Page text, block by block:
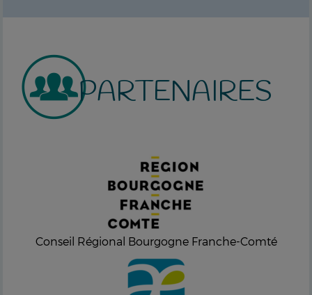
PARTENAIRES
Conseil Régional Bourgogne Franche-Comté